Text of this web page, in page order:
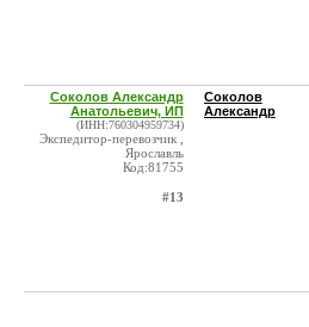
Соколов Александр
Анатольевич, ИП
(ИНН:760304959734)
Экспедитор-перевозчик ,
Ярославль
Код:81755
#13
Соколов
Александр